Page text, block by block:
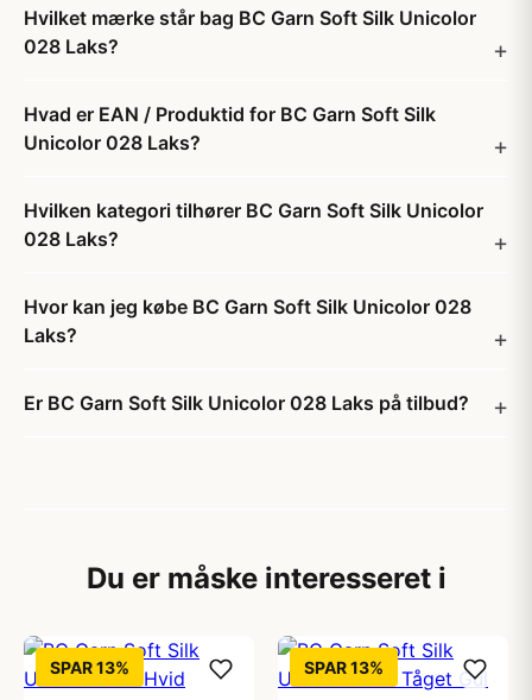
Hvilket mærke står bag BC Garn Soft Silk Unicolor
028 Laks?
Hvad er EAN / Produktid for BC Garn Soft Silk
Unicolor 028 Laks?
Hvilken kategori tilhører BC Garn Soft Silk Unicolor
028 Laks?
Hvor kan jeg købe BC Garn Soft Silk Unicolor 028
Laks?
Er BC Garn Soft Silk Unicolor 028 Laks på tilbud?
Du er måske interesseret i
SPAR 13% SPAR 13%